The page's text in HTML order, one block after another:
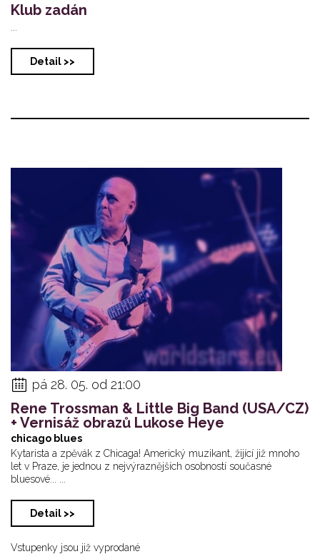
Klub zadán
Detail >>
pá 28. 05. od 21:00
Rene Trossman & Little Big Band (USA/CZ)
+ Vernisáž obrazů Lukose Heye
chicago blues
Kytarista a zpěvák z Chicaga! Americký muzikant, žijící již mnoho
let v Praze, je jednou z nejvýraznějších osobností současné
bluesové... ...
Detail >>
Vstupenky jsou již vyprodané